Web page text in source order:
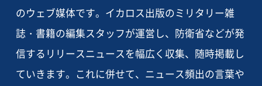
のウェブ媒体です。イカロス出版のミリタリー雑
誌・書籍の編集スタッフが運営し、防衛省などが発
信するリリースニュースを幅広く収集、随時掲載し
ていきます。これに併せて、ニュース頻出の言葉や